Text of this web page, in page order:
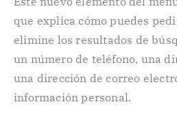
que explica cómo puedes
elimine los resultados de
un número de teléfono, una
una dirección de correo
información personal.